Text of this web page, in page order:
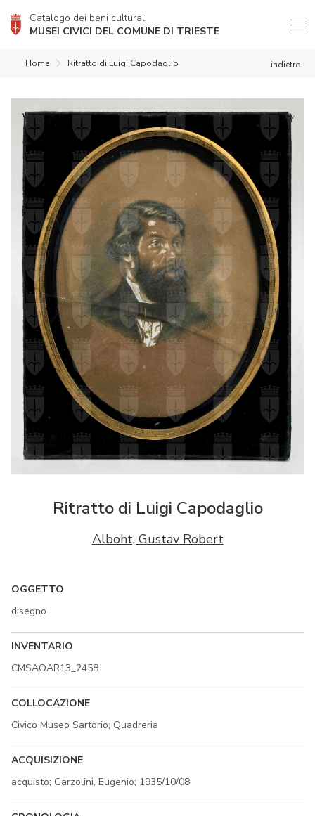
Catalogo dei beni culturali
MUSEI CIVICI DEL COMUNE DI TRIESTE
indietro
Home Ritratto di Luigi Capodaglio
Ritratto di Luigi Capodaglio
Alboht, Gustav Robert
OGGETTO
disegno
INVENTARIO
CMSAOAR13_2458
COLLOCAZIONE
Civico Museo Sartorio; Quadreria
ACQUISIZIONE
acquisto; Garzolini, Eugenio; 1935/10/08